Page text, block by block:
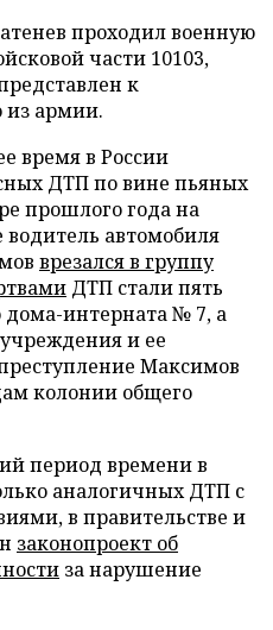
проходил военную
части 10103,
к
из армии.
время в России
ДТП по вине пьяных
прошлого года на
автомобиля
врезался в группу
ДТП стали пять
дома-интерната № 7, а
и ее
Максимов
колонии общего
период времени в
аналогичных ДТП с
в правительстве и
законопроект об
за нарушение